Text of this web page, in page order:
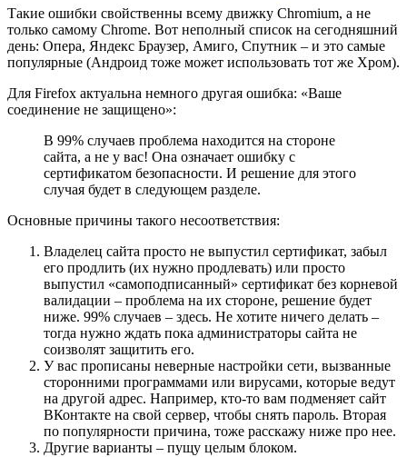
Такие ошибки свойственны всему движку Chromium, а не
только самому Chrome. Вот неполный список на сегодняшний
день: Опера, Яндекс Браузер, Амиго, Спутник – и это самые
популярные (Андроид тоже может использовать тот же Хром).
Для Firefox актуальна немного другая ошибка: «Ваше
соединение не защищено»:
В 99% случаев проблема находится на стороне
сайта, а не у вас! Она означает ошибку с
сертификатом безопасности. И решение для этого
случая будет в следующем разделе.
Основные причины такого несоответствия:
Владелец сайта просто не выпустил сертификат, забыл
его продлить (их нужно продлевать) или просто
выпустил «самоподписанный» сертификат без корневой
валидации – проблема на их стороне, решение будет
ниже. 99% случаев – здесь. Не хотите ничего делать –
тогда нужно ждать пока администраторы сайта не
соизволят защитить его.
У вас прописаны неверные настройки сети, вызванные
сторонними программами или вирусами, которые ведут
на другой адрес. Например, кто-то вам подменяет сайт
ВКонтакте на свой сервер, чтобы снять пароль. Вторая
по популярности причина, тоже расскажу ниже про нее.
Другие варианты – пущу целым блоком.